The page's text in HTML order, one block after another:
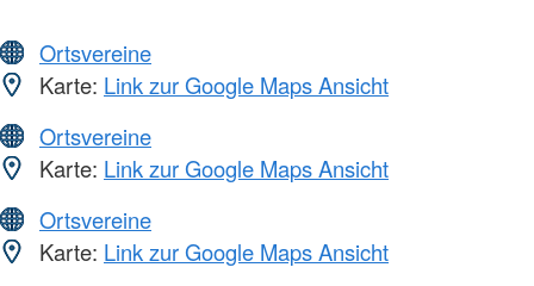
Ortsvereine
Karte: Link zur Google Maps Ansicht
Ortsvereine
Karte: Link zur Google Maps Ansicht
Ortsvereine
Karte: Link zur Google Maps Ansicht